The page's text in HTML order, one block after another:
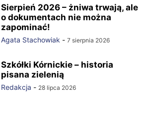
Sierpień 2026 – żniwa trwają, ale
o dokumentach nie można
zapominać!
Agata Stachowiak - 7 sierpnia 2026
Szkółki Kórnickie – historia
pisana zielenią
Redakcja - 28 lipca 2026